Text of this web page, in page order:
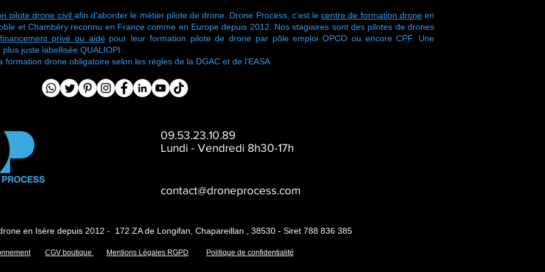
pilote drone civil afin d'aborder le métier pilote de drone. Drone Process, c’est lecentre de formation droneen
et Chambéry reconnu en France comme en Europe depuis 2012. Nos stagiaires sont des pilotes de drones
financement privé ou aidépour leur formation pilote de drone par pôle emploi OPCO ou encore CPF. Une
juste labellisée QUALIOPI.
drone obligatoire selon les règles de la DGAC et de l’EASA
09.53.23.10.89
Lundi - Vendredi 8h30-17h
contact@droneprocess.com
en Isère depuis 2012 - 172 ZA de Longifan, Chapareillan , 38530 - Siret 788 836 385
CGV boutique Mentions Légales RGPD Politique de confidentialité